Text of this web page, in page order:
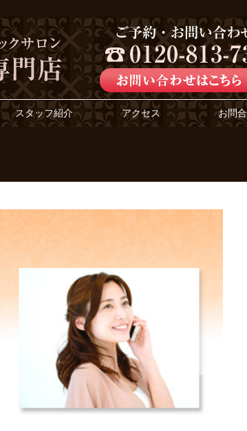
スタッフ紹介 アクセス お問